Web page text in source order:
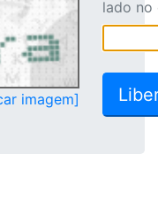
imagem]
lado no